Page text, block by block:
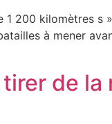
200 kilomètres s
à mener
tirer de